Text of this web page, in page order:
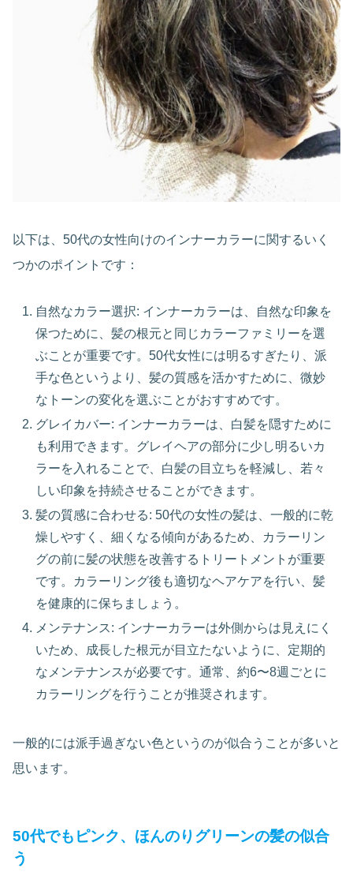
以下は、50代の女性向けのインナーカラーに関するいく
つかのポイントです：
自然なカラー選択: インナーカラーは、自然な印象を
保つために、髪の根元と同じカラーファミリーを選
ぶことが重要です。50代女性には明るすぎたり、派
手な色というより、髪の質感を活かすために、微妙
なトーンの変化を選ぶことがおすすめです。
グレイカバー: インナーカラーは、白髪を隠すために
も利用できます。グレイヘアの部分に少し明るいカ
ラーを入れることで、白髪の目立ちを軽減し、若々
しい印象を持続させることができます。
髪の質感に合わせる: 50代の女性の髪は、一般的に乾
燥しやすく、細くなる傾向があるため、カラーリン
グの前に髪の状態を改善するトリートメントが重要
です。カラーリング後も適切なヘアケアを行い、髪
を健康的に保ちましょう。
メンテナンス: インナーカラーは外側からは見えにく
いため、成長した根元が目立たないように、定期的
なメンテナンスが必要です。通常、約6〜8週ごとに
カラーリングを行うことが推奨されます。
一般的には派手過ぎない色というのが似合うことが多いと
思います。
50代でもピンク、ほんのりグリーンの髪の似合
う